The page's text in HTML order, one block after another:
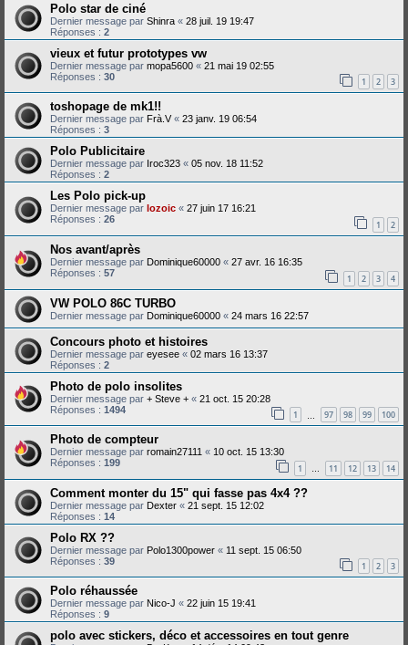
Polo star de ciné
Dernier message par Shinra « 28 juil. 19 19:47
Réponses : 2
vieux et futur prototypes vw
Dernier message par mopa5600 « 21 mai 19 02:55
Réponses : 30 1 2 3
toshopage de mk1!!
Dernier message par Frà.V« 23 janv. 19 06:54
Réponses : 3
Polo Publicitaire
Dernier message par Iroc323 « 05 nov. 18 11:52
Réponses : 2
Les Polo pick-up
Dernier message par lozoic « 27 juin 17 16:21
Réponses : 26 1 2
Nos avant/après
Dernier message par Dominique60000 « 27 avr. 16 16:35
Réponses : 57 1 2 3 4
VW POLO 86C TURBO
Dernier message par Dominique60000 « 24 mars 16 22:57
Concours photo et histoires
Dernier message par eyesee « 02 mars 16 13:37
Réponses : 2
Photo de polo insolites
Dernier message par + Steve + « 21 oct. 15 20:28
Réponses : 1494 1 97 98 99 100
Photo de compteur
Dernier message par romain27111 « 10 oct. 15 13:30
Réponses : 199 1 … 11 12 13 14
Comment monter du 15" qui fasse pas 4x4 ??
Dernier message par Dexter « 21 sept. 15 12:02
Réponses : 14
Polo RX ??
Dernier message par Polo1300power « 11 sept. 15 06:50
Réponses : 39 1 2 3
Polo réhaussée
Dernier message par Nico-J « 22 juin 15 19:41
Réponses : 9
polo avec stickers, déco et accessoires en tout genre